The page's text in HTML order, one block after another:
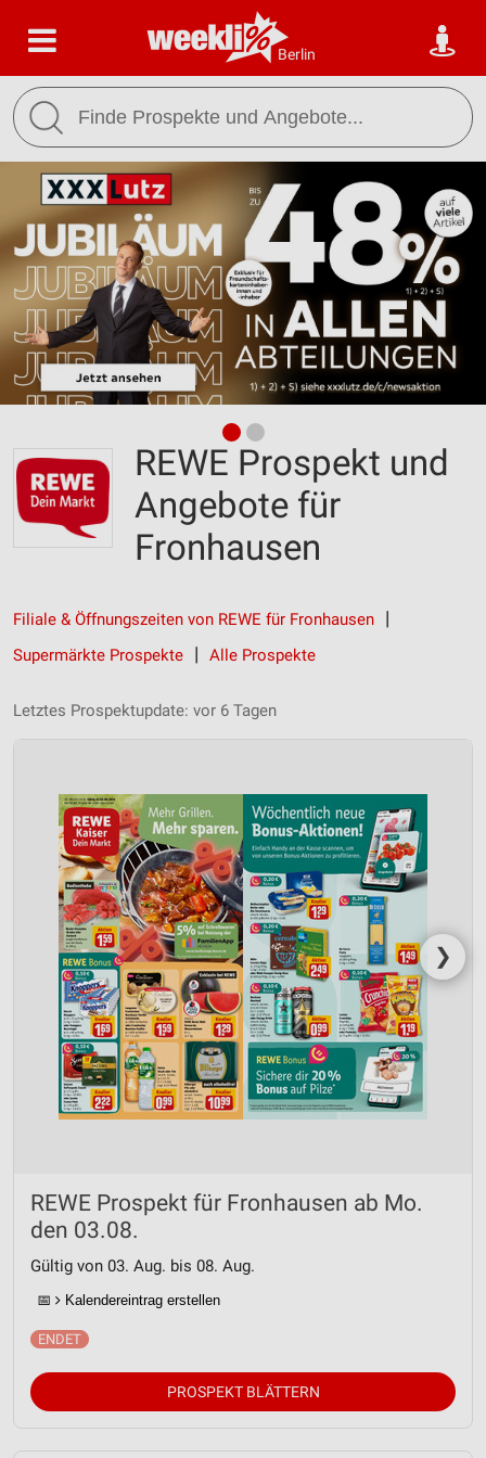
Berlin
REWE Prospekt und
Angebote für
Fronhausen
Filiale & Öffnungszeiten von REWE für Fronhausen
Supermärkte Prospekte
Alle Prospekte
Letztes Prospektupdate: vor 6 Tagen
❯
REWE Prospekt für Fronhausen ab Mo.
den 03.08.
Gültig von 03. Aug. bis 08. Aug.
📅 Kalendereintrag erstellen
PROSPEKT BLÄTTERN